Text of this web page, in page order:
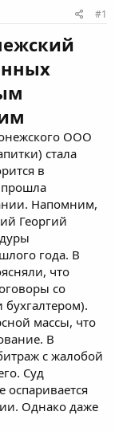
#1
ООО
стала
в
прошла
Напомним,
Георгий
года. В
что
со
массы, что
В
с жалобой
Суд
оспаривается
Однако даже